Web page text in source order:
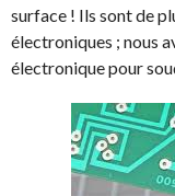
surface ! Ils sont de
électroniques ; nous
électronique pour